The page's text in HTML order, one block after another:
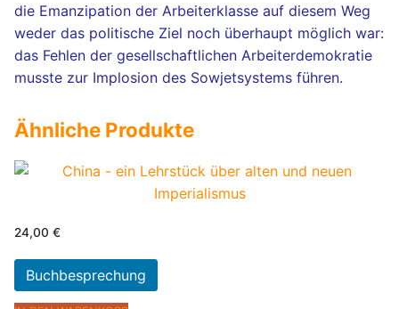
die Emanzipation der Arbeiterklasse auf diesem Weg
weder das politische Ziel noch überhaupt möglich war:
das Fehlen der gesellschaftlichen Arbeiterdemokratie
musste zur Implosion des Sowjetsystems führen.
Ähnliche Produkte
24,00 €
Buchbesprechung